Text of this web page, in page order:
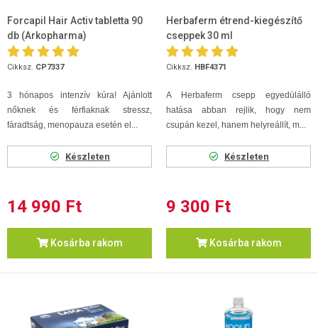
Forcapil Hair Activ tabletta 90
db (Arkopharma)
Cikksz. CP7337
3 hónapos intenzív kúra! Ajánlott
nőknek és férfiaknak stressz,
fáradtság, menopauza esetén el...
Készleten
14 990 Ft
Kosárba rakom
Herbaferm étrend-kiegészítő
cseppek 30 ml
Cikksz. HBF4371
A Herbaferm csepp egyedülálló
hatása abban rejlik, hogy nem
csupán kezel, hanem helyreállít, m...
Készleten
9 300 Ft
Kosárba rakom